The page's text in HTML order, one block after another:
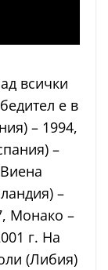
всички
е в
– 1994,
–
–
Монако –
г. На
(Либия)